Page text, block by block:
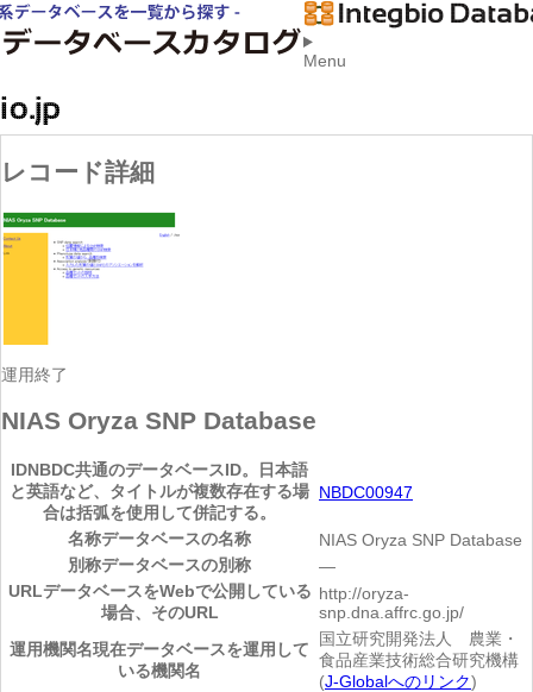
Menu
レコード詳細
運用終了
NIAS Oryza SNP Database
IDNBDC共通のデータベースID。日本語
と英語など、タイトルが複数存在する場
合は括弧を使用して併記する。
NBDC00947
名称データベースの名称
NIAS Oryza SNP Database
別称データベースの別称
―
URLデータベースをWebで公開している
場合、そのURL
http://oryza-
snp.dna.affrc.go.jp/
運用機関名現在データベースを運用して
いる機関名
国立研究開発法人 農業・
食品産業技術総合研究機構
(J-Globalへのリンク)